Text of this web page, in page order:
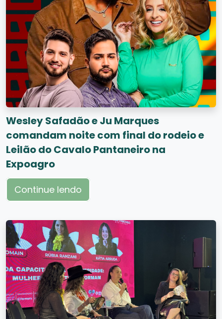
Wesley Safadão e Ju Marques
comandam noite com final do rodeio e
Leilão do Cavalo Pantaneiro na
Expoagro
Continue lendo